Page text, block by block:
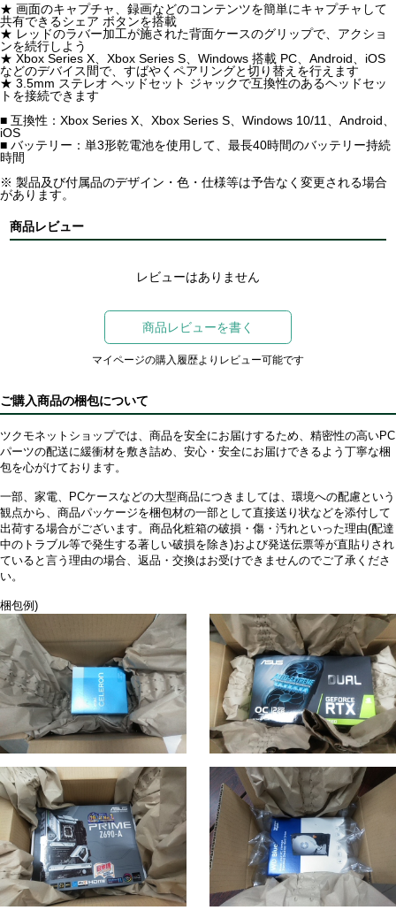
★ 画面のキャプチャ、録画などのコンテンツを簡単にキャプチャして
共有できるシェア ボタンを搭載
★ レッドのラバー加工が施された背面ケースのグリップで、アクショ
ンを続行しよう
★ Xbox Series X、Xbox Series S、Windows 搭載 PC、Android、iOS
などのデバイス間で、すばやくペアリングと切り替えを行えます
★ 3.5mm ステレオ ヘッドセット ジャックで互換性のあるヘッドセッ
トを接続できます
■ 互換性：Xbox Series X、Xbox Series S、Windows 10/11、Android、
iOS
■ バッテリー：単3形乾電池を使用して、最長40時間のバッテリー持続
時間
※ 製品及び付属品のデザイン・色・仕様等は予告なく変更される場合
があります。
商品レビュー
レビューはありません
商品レビューを書く
マイページの購入履歴よりレビュー可能です
ご購入商品の梱包について
ツクモネットショップでは、商品を安全にお届けするため、精密性の高いPC
パーツの配送に緩衝材を敷き詰め、安心・安全にお届けできるよう丁寧な梱
包を心がけております。
一部、家電、PCケースなどの大型商品につきましては、環境への配慮という
観点から、商品パッケージを梱包材の一部として直接送り状などを添付して
出荷する場合がございます。商品化粧箱の破損・傷・汚れといった理由(配達
中のトラブル等で発生する著しい破損を除き)および発送伝票等が直貼りされ
ていると言う理由の場合、返品・交換はお受けできませんのでご了承くださ
い。
梱包例)